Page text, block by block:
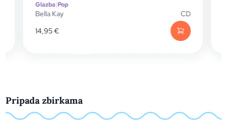
Glazba|Pop
Bella Kay
CD
14,95€
Pripada zbirkama